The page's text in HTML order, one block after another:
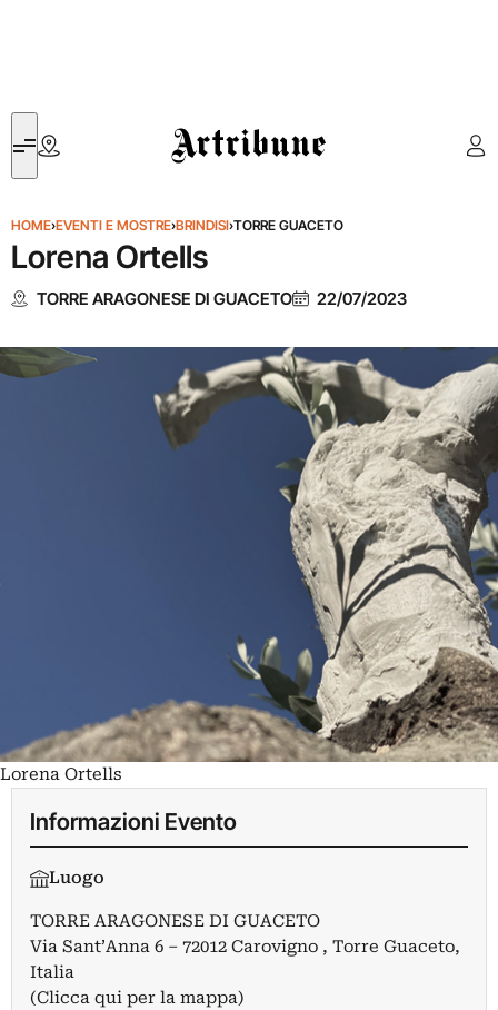
Artribune
HOME›EVENTI E MOSTRE›BRINDISI›TORRE GUACETO
Lorena Ortells
TORRE ARAGONESE DI GUACETO 22/07/2023
Lorena Ortells
Informazioni Evento
Luogo
TORRE ARAGONESE DI GUACETO
Via Sant’Anna 6 – 72012 Carovigno , Torre Guaceto,
Italia
(Clicca qui per la mappa)